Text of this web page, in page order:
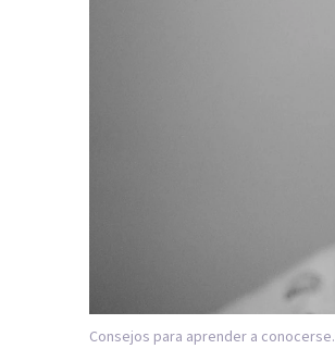
Consejos para aprender a conocerse.